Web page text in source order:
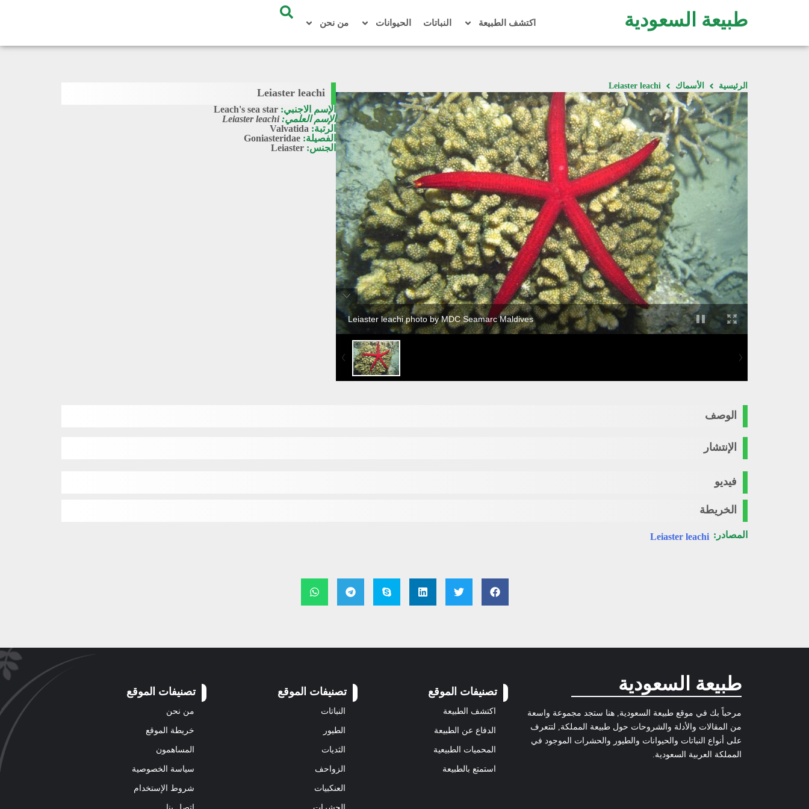
طبيعة السعودية اكتشف الطبيعة النباتات الحيوانات من نحن
الرئيسية الأسماك Leiaster leachi
Leiaster leachi photo by MDC Seamarc Maldives
Leiaster leachi
الإسم الاجنبي: Leach's sea star
الإسم العلمي:Leiaster leachi
الرتبة: Valvatida
الفصيلة: Goniasteridae
الجنس: Leiaster
الوصف
الإنتشار
فيديو
الخريطة
المصادر: Leiaster leachi
طبيعة السعودية
مرحباً بك في موقع طبيعة السعودية, هنا ستجد مجموعة واسعة
من المقالات والأدلة والشروحات حول طبيعة المملكة, لتتعرف
على أنواع النباتات والحيوانات والطيور والحشرات الموجود في
المملكة العربية السعودية.
تصنيفات الموقع
اكتشف الطبيعة
الدفاع عن الطبيعة
المحميات الطبيعية
استمتع بالطبيعة
تصنيفات الموقع
النباتات
الطيور
الثديات
الزواحف
العنكبيات
تصنيفات الموقع
من نحن
خريطة الموقع
المساهمون
سياسة الخصوصية
شروط الإستخدام